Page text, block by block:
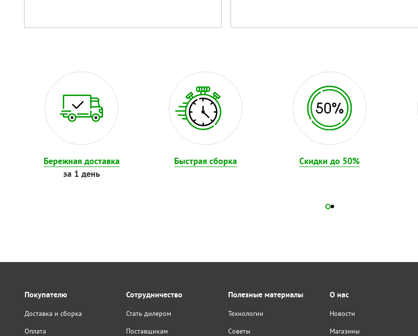
Бережная доставка
за 1 день
Быстрая сборка Скидки до 50%
Покупателю
Доставка и сборка
Оплата
Сотрудничество
Стать дилером
Поставщикам
Полезные материалы
Технологии
Советы
О нас
Новости
Магазины